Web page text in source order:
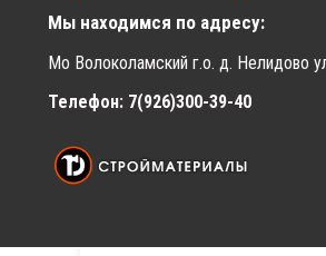
Мы находимся по адресу:
Мо Волоколамский г.о. д. Нелидово
Телефон: 7(926)300-39-40